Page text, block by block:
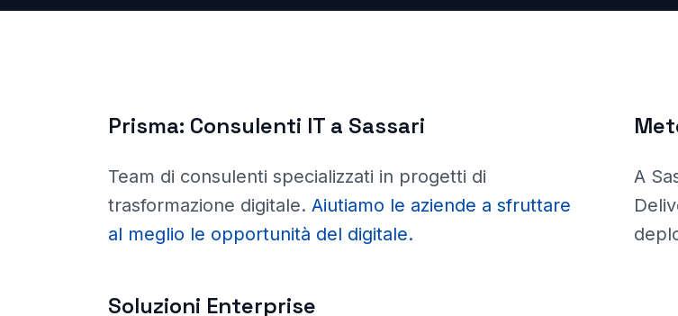
Prisma: Consulenti IT a Sassari
Team di consulenti specializzati in progetti di
trasformazione digitale. Aiutiamo le aziende a sfruttare
al meglio le opportunità del digitale.
Soluzioni Enterprise
A